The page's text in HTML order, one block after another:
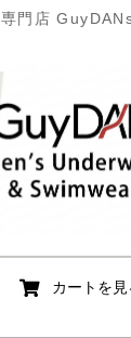
専門店
カートを見